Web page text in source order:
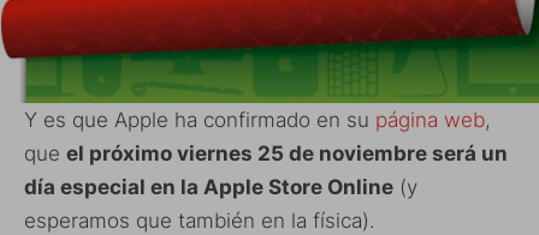
Y es que Apple ha confirmado en su página web,
que el próximo viernes 25 de noviembre será un
día especial en la Apple Store Online (y
esperamos que también en la física).